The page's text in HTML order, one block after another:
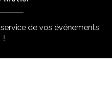
de vos événements
!